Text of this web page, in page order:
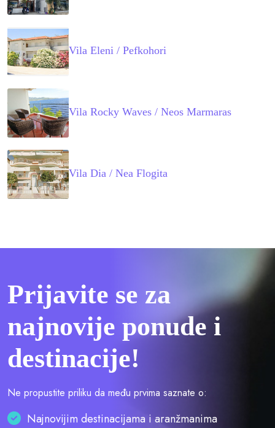
Vila Eleni / Pefkohori
Vila Rocky Waves / Neos Marmaras
Vila Dia / Nea Flogita
Prijavite se za
najnovije ponude i
destinacije!
Ne propustite priliku da među prvima saznate o:
Najnovijim destinacijama i aranžmanima